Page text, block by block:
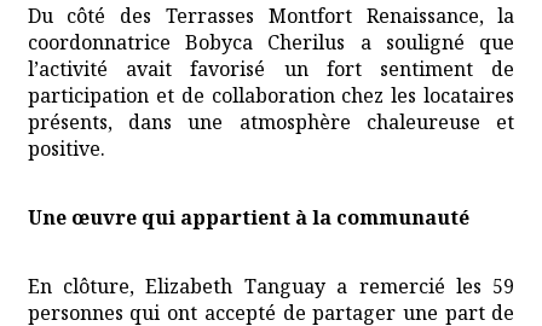
Du côté des Terrasses Montfort Renaissance, la
coordonnatrice Bobyca Cherilus a souligné que
l’activité avait favorisé un fort sentiment de
participation et de collaboration chez les locataires
présents, dans une atmosphère chaleureuse et
positive.
Une œuvre qui appartient à la communauté
En clôture, Elizabeth Tanguay a remercié les 59
personnes qui ont accepté de partager une part de